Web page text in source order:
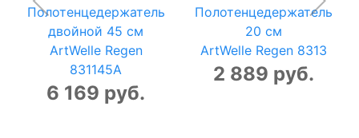
Полотенцедержатель
двойной 45 см
ArtWelle Regen
831145A
6 169 руб.
Полотенцедержатель
20 см
ArtWelle Regen 8313
2 889 руб.